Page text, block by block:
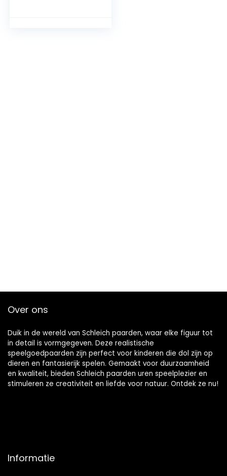
Over ons
Duik in de wereld van Schleich paarden, waar elke figuur tot
in detail is vormgegeven. Deze realistische
speelgoedpaarden zijn perfect voor kinderen die dol zijn op
dieren en fantasierijk spelen. Gemaakt voor duurzaamheid
en kwaliteit, bieden Schleich paarden uren speelplezier en
stimuleren ze creativiteit en liefde voor natuur. Ontdek ze nu!
Informatie